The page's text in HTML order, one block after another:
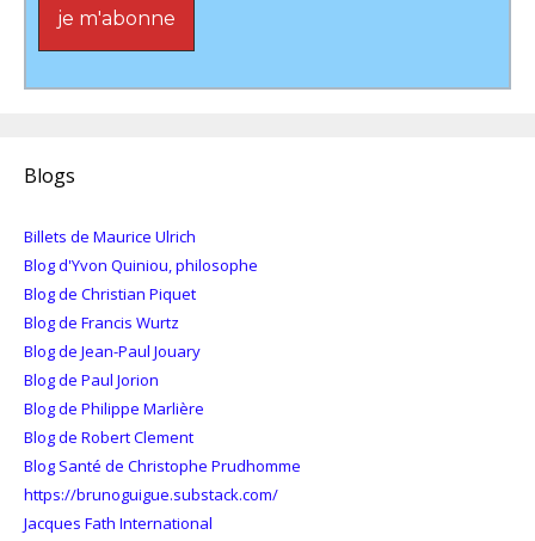
Blogs
Billets de Maurice Ulrich
Blog d'Yvon Quiniou, philosophe
Blog de Christian Piquet
Blog de Francis Wurtz
Blog de Jean-Paul Jouary
Blog de Paul Jorion
Blog de Philippe Marlière
Blog de Robert Clement
Blog Santé de Christophe Prudhomme
https://brunoguigue.substack.com/
Jacques Fath International